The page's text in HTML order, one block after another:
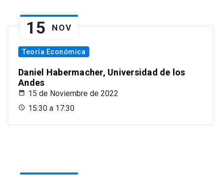
15 NOV
Teoría Económica
Daniel Habermacher, Universidad de los
Andes
15 de Noviembre de 2022
15:30 a 17:30